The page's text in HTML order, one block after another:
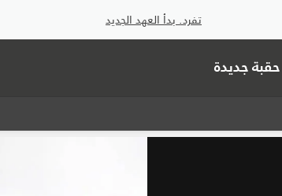
تفرد. بدأ العهد الجديد
حقبة جديدة